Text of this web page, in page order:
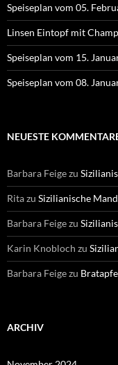
Speiseplan vom 05.
Linsen Eintopf mit
Speiseplan vom 15.
Speiseplan vom 08.
NEUESTE
Barbara Feigezu
Ritazu Sizilianische
Barbara Feigezu
Karin Knobloch zu
Barbara Feigezu
ARCHIV